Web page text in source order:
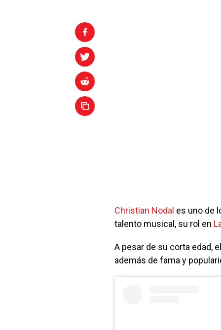
Christian Nodal es uno de
talento musical, su rol en
A pesar de su corta edad,
además de fama y